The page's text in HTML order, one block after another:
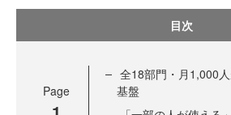
目次
Page
全18部門・月1,000
基盤